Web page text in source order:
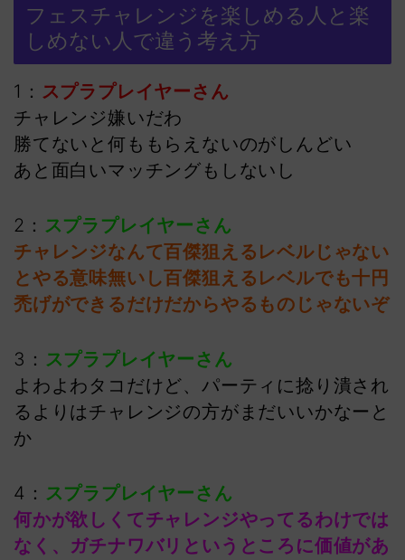
フェスチャレンジを楽しめる人と楽
しめない人で違う考え方
1： スプラプレイヤーさん
チャレンジ嫌いだわ
勝てないと何ももらえないのがしんどい
あと面白いマッチングもしないし
2： スプラプレイヤーさん
チャレンジなんて百傑狙えるレベルじゃない
とやる意味無いし百傑狙えるレベルでも十円
禿げができるだけだからやるものじゃないぞ
3： スプラプレイヤーさん
よわよわタコだけど、パーティに捻り潰され
るよりはチャレンジの方がまだいいかなーと
か
4： スプラプレイヤーさん
何かが欲しくてチャレンジやってるわけでは
なく、ガチナワバリというところに価値があ